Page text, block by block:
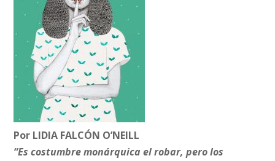
Por LIDIA FALCÓN O’NEILL
“Es costumbre monárquica el robar, pero los